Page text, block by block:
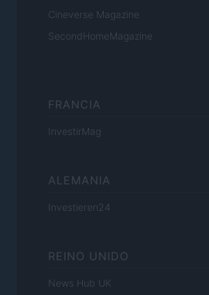
Cineverse Magazine
SecondHomeMagazine
FRANCIA
InvestirMag
ALEMANIA
Investieren24
REINO UNIDO
News Hub UK